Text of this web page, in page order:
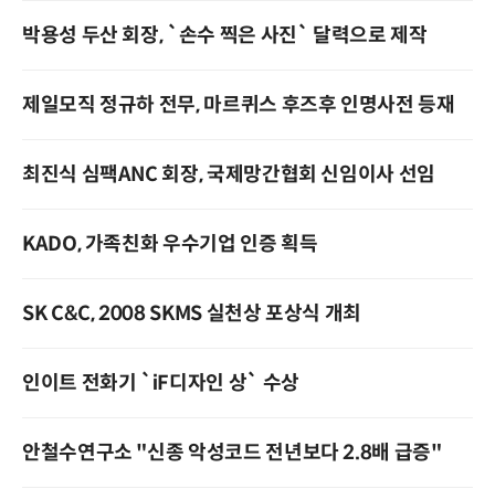
박용성 두산 회장, `손수 찍은 사진` 달력으로 제작
제일모직 정규하 전무, 마르퀴스 후즈후 인명사전 등재
최진식 심팩ANC 회장, 국제망간협회 신임이사 선임
KADO, 가족친화 우수기업 인증 획득
SK C&C, 2008 SKMS 실천상 포상식 개최
인이트 전화기 `iF디자인 상` 수상
안철수연구소 "신종 악성코드 전년보다 2.8배 급증"